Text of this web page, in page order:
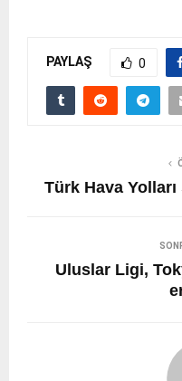
PAYLAŞ 0
Türk Hava Yolları
Uluslar Ligi,